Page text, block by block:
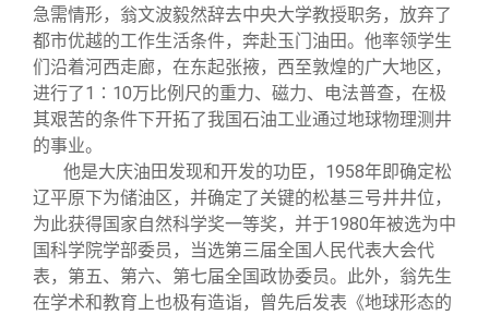
急需情形，翁文波毅然辞去中央大学教授职务，放弃了
都市优越的工作生活条件，奔赴玉门油田。他率领学生
们沿着河西走廊，在东起张掖，西至敦煌的广大地区，
进行了1∶10万比例尺的重力、磁力、电法普查，在极
其艰苦的条件下开拓了我国石油工业通过地球物理测井
的事业。
他是大庆油田发现和开发的功臣，1958年即确定松
辽平原下为储油区，并确定了关键的松基三号井井位，
为此获得国家自然科学奖一等奖，并于1980年被选为中
国科学院学部委员，当选第三届全国人民代表大会代
表，第五、第六、第七届全国政协委员。此外，翁先生
在学术和教育上也极有造诣，曾先后发表《地球形态的